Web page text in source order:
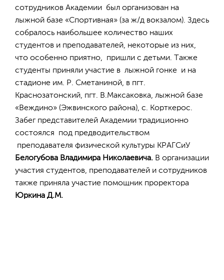
сотрудников Академии был организован на
лыжной базе «Спортивная» (за ж/д вокзалом). Здесь
собралось наибольшее количество наших
студентов и преподавателей, некоторые из них,
что особенно приятно, пришли с детьми. Также
студенты приняли участие в лыжной гонке и на
стадионе им. Р. Сметаниной, в пгт.
Краснозатонский, пгт. В.Максаковка, лыжной базе
«Веждино» (Эжвинского района), с. Корткерос.
Забег представителей Академии традиционно
состоялся под предводительством
преподавателя физической культуры КРАГСиУ
Белогубова Владимира Николаевича. В организации
участия студентов, преподавателей и сотрудников
также приняла участие помощник проректора
Юркина Д.М.